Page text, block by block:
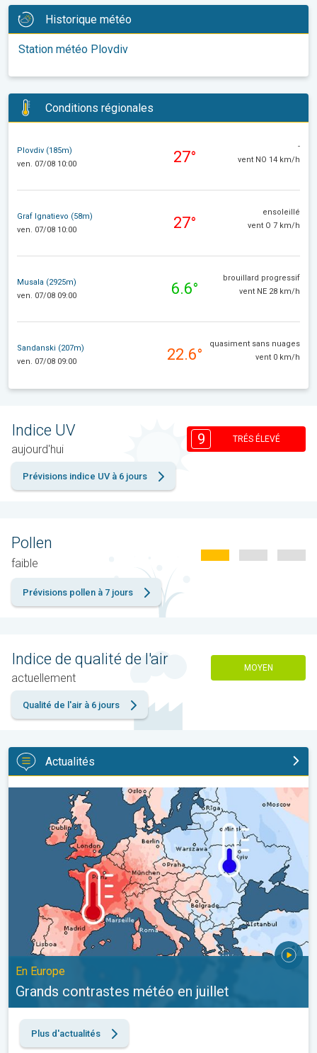
Historique météo
Station météo Plovdiv
Conditions régionales
Plovdiv (185m)
ven. 07/08 10:00
27°
-
vent NO 14 km/h
Graf Ignatievo (58m)
ven. 07/08 10:00
27°
ensoleillé
vent O 7 km/h
Musala (2925m)
ven. 07/08 09:00
6.6°
brouillard progressif
vent NE 28 km/h
Sandanski (207m)
ven. 07/08 09:00
22.6°
quasiment sans nuages
vent 0 km/h
Indice UV
aujourd'hui
9 TRÉS ÉLEVÉ
Prévisions indice UV à 6 jours
Pollen
faible
Prévisions pollen à 7 jours
Indice de qualité de l'air
actuellement
MOYEN
Qualité de l'air à 6 jours
Actualités
Grands contrastes météo en juillet. En Europe. . .
En Europe
Grands contrastes météo en juillet
Plus d'actualités